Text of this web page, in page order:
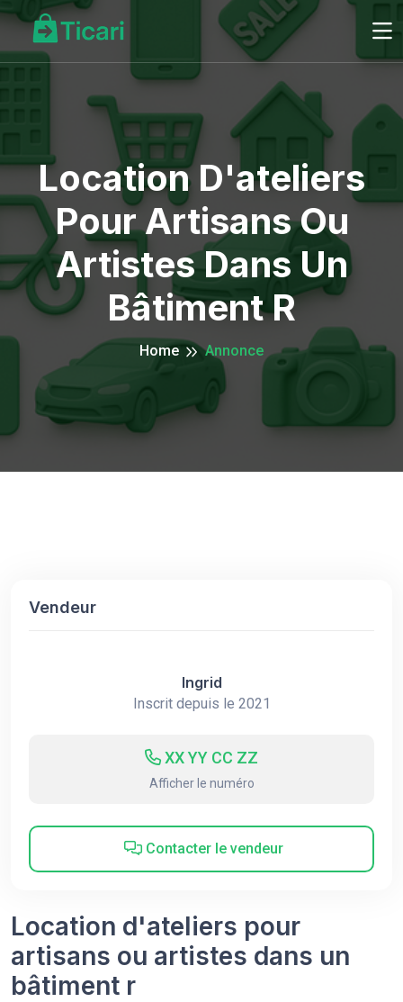
Location D'ateliers
Pour Artisans Ou
Artistes Dans Un
Bâtiment R
Home Annonce
Vendeur
Ingrid
Inscrit depuis le 2021
XX YY CC ZZ
Afficher le numéro
Contacter le vendeur
Location d'ateliers pour
artisans ou artistes dans un
bâtiment r